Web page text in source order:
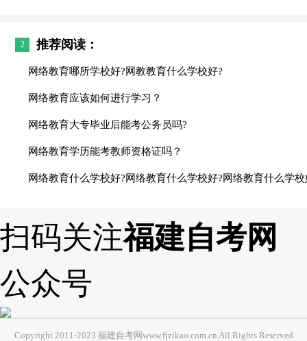
2 推荐阅读：
网络教育哪所学校好?网教教育什么学校好?
网络教育应该如何进行学习？
网络教育大专毕业后能考公务员吗?
网络教育学历能考教师资格证吗？
网络教育什么学校好?网络教育什么学校好?网络教育什么学
扫码关注福建自考网
公众号
Copyright 2011-2023 福建自考网www.fjzikao.com.cn All Rights Reserved